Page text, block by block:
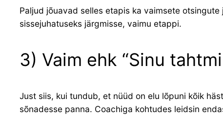
Paljud jõuavad selles etapis ka vaimsete
sissejuhatuseks järgmisse, vaimu etappi.
3) Vaim ehk “Sinu
Just siis, kui tundub, et nüüd on elu lõpuni kõik
sõnadesse panna. Coachiga kohtudes leidsin